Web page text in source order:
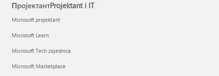
ПројектантProjektant i IT
Microsoft projektant
Microsoft Learn
Microsoft Tech zajednica
Microsoft Marketplace